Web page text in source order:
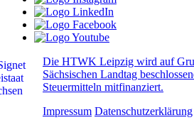
Die HTWK Leipzig wird auf
Sächsischen Landtag
Steuermitteln mitfinanziert.
Impressum Datenschutzerklärung